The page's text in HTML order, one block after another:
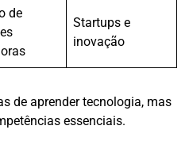
de
Startups e
inovação
de aprender tecnologia, mas
essenciais.